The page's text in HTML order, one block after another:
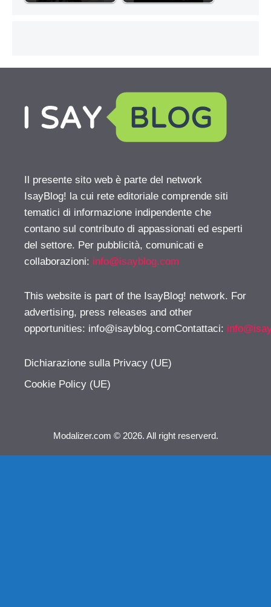
Il presente sito web è parte del network
IsayBlog! la cui rete editoriale comprende siti
tematici di informazione indipendente che
contano sul contributo di appassionati ed esperti
del settore. Per pubblicità, comunicati e
collaborazioni: info@isayblog.com
This website is part of the IsayBlog! network. For
advertising, press releases and other
opportunities: info@isayblog.comContattaci:
Dichiarazione sulla Privacy (UE)
Cookie Policy (UE)
Modalizer.com © 2026. All right reserverd.